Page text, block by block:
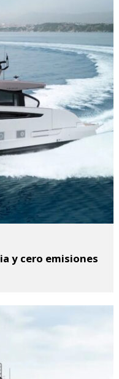
y cero emisiones